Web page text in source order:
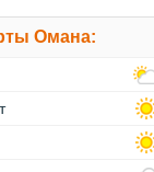
Омана: